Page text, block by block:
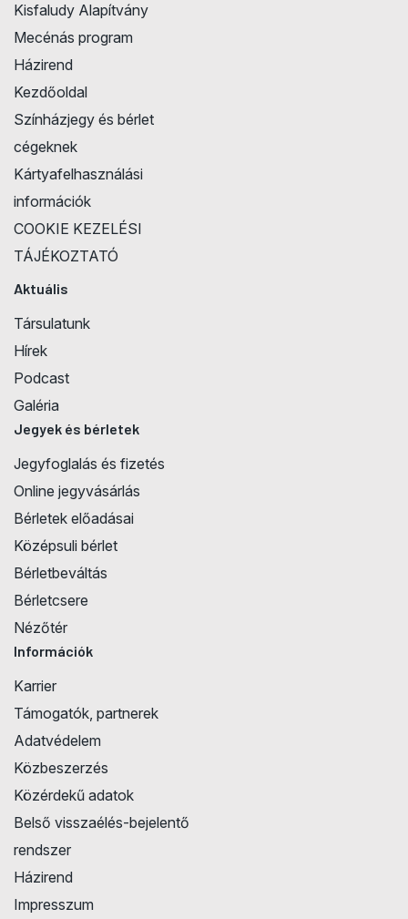
Kisfaludy Alapítvány
Mecénás program
Házirend
Kezdőoldal
Színházjegy és bérlet
cégeknek
Kártyafelhasználási
információk
COOKIE KEZELÉSI
TÁJÉKOZTATÓ
Aktuális
Társulatunk
Hírek
Podcast
Galéria
Jegyek és bérletek
Jegyfoglalás és fizetés
Online jegyvásárlás
Bérletek előadásai
Középsuli bérlet
Bérletbeváltás
Bérletcsere
Nézőtér
Információk
Karrier
Támogatók, partnerek
Adatvédelem
Közbeszerzés
Közérdekű adatok
Belső visszaélés-bejelentő
rendszer
Házirend
Impresszum